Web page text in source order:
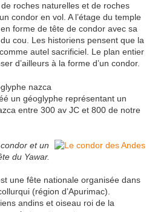
roches naturelles et de roches
condor en vol. A l’étage du temple
forme de tête de condor avec sa
cou. Les historiens pensent que la
autel sacrificiel. Le plan entier
d’ailleurs à la forme d’un condor.
nazca
un géoglyphe représentant un
entre 300 av JC et 800 de notre
et un
du Yawar.
une fête nationale organisée dans
(région d’Apurimac).
andins et oiseau roi de la